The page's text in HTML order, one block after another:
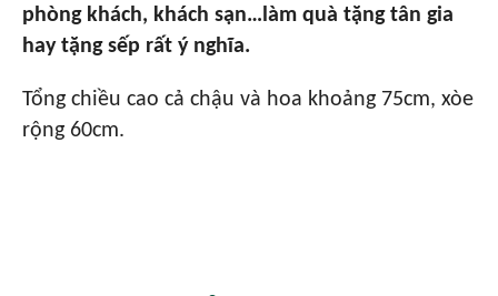
phòng khách, khách sạn…làm quà tặng tân gia
hay tặng sếp rất ý nghĩa.
Tổng chiều cao cả chậu và hoa khoảng 75cm, xòe
rộng 60cm.